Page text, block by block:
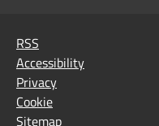
RSS
Accessibility
Privacy
Cookie
Sitemap